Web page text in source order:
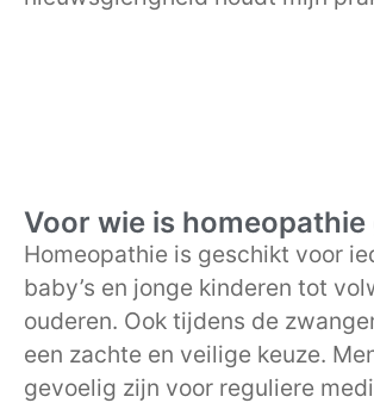
Voor wie is
Homeopathie is geschikt voor
baby’s en jonge kinderen tot
ouderen. Ook tijdens de
een zachte en veilige keuze.
gevoelig zijn voor reguliere